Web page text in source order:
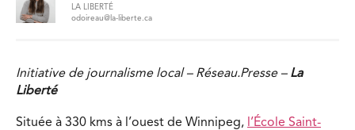
LA LIBERTÉ
odoireau@la-liberte.ca
Initiative de journalisme local – Réseau.Presse – La
Liberté
Située à 330 kms à l’ouest de Winnipeg, l’École Saint-